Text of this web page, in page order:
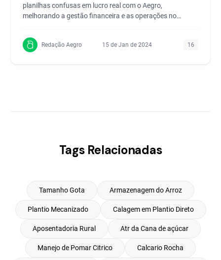
planilhas confusas em lucro real com o Aegro,
melhorando a gestão financeira e as operações no
Redação Aegro 15 de Jan de 2024 16
Tags Relacionadas
Tamanho Gota Armazenagem do Arroz
Plantio Mecanizado Calagem em Plantio Direto
Aposentadoria Rural Atr da Cana de açúcar
Manejo de Pomar Citrico Calcario Rocha